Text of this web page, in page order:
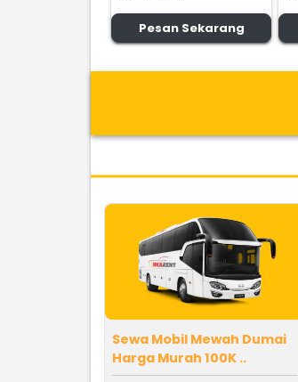
Pesan Sekarang
Sewa Mobil Mewah Dumai
Harga Murah 100K ..